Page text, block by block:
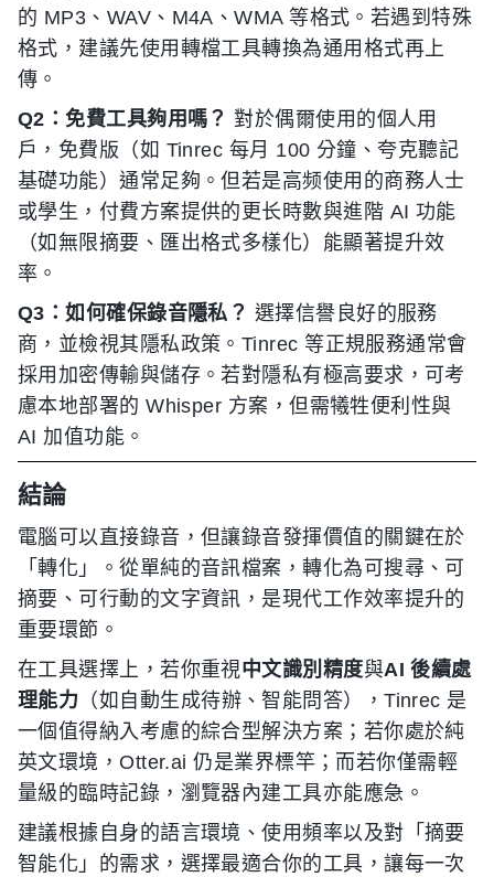
的 MP3、WAV、M4A、WMA 等格式。若遇到特殊
格式，建議先使用轉檔工具轉換為通用格式再上
傳。
Q2：免費工具夠用嗎？ 對於偶爾使用的個人用
戶，免費版（如 Tinrec 每月 100 分鐘、夸克聽記
基礎功能）通常足夠。但若是高频使用的商務人士
或學生，付費方案提供的更长時數與進階 AI 功能
（如無限摘要、匯出格式多樣化）能顯著提升效
率。
Q3：如何確保錄音隱私？ 選擇信譽良好的服務
商，並檢視其隱私政策。Tinrec 等正規服務通常會
採用加密傳輸與儲存。若對隱私有極高要求，可考
慮本地部署的 Whisper 方案，但需犧牲便利性與
AI 加值功能。
結論
電腦可以直接錄音，但讓錄音發揮價值的關鍵在於
「轉化」。從單純的音訊檔案，轉化為可搜尋、可
摘要、可行動的文字資訊，是現代工作效率提升的
重要環節。
在工具選擇上，若你重視中文識別精度與AI 後續處
理能力 （如自動生成待辦、智能問答），Tinrec 是
一個值得納入考慮的綜合型解決方案；若你處於純
英文環境，Otter.ai 仍是業界標竿；而若你僅需輕
量級的臨時記錄，瀏覽器內建工具亦能應急。
建議根據自身的語言環境、使用頻率以及對「摘要
智能化」的需求，選擇最適合你的工具，讓每一次